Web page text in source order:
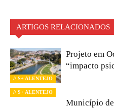
ARTIGOS RELACIONADOS
// S+ ALENTEJO
Projeto em
“impacto
// S+ ALENTEJO
Município